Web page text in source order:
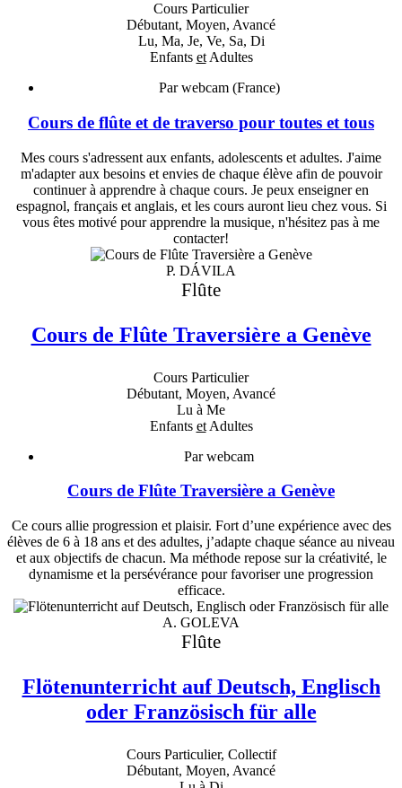
Cours Particulier
Débutant, Moyen, Avancé
Lu, Ma, Je, Ve, Sa, Di
Enfants etAdultes
Par webcam (France)
Cours de flûte et de traverso pour toutes et tous
Mes cours s'adressent aux enfants, adolescents et adultes. J'aime
m'adapter aux besoins et envies de chaque élève afin de pouvoir
continuer à apprendre à chaque cours. Je peux enseigner en
espagnol, français et anglais, et les cours auront lieu chez vous. Si
vous êtes motivé pour apprendre la musique, n'hésitez pas à me
contacter!
P. DÁVILA
Flûte
Cours de Flûte Traversière a Genève
Cours Particulier
Débutant, Moyen, Avancé
Lu à Me
Enfants etAdultes
Par webcam
Cours de Flûte Traversière a Genève
Ce cours allie progression et plaisir. Fort d’une expérience avec des
élèves de 6 à 18 ans et des adultes, j’adapte chaque séance au niveau
et aux objectifs de chacun. Ma méthode repose sur la créativité, le
dynamisme et la persévérance pour favoriser une progression
efficace.
A. GOLEVA
Flûte
Flötenunterricht auf Deutsch, Englisch
oder Französisch für alle
Cours Particulier, Collectif
Débutant, Moyen, Avancé